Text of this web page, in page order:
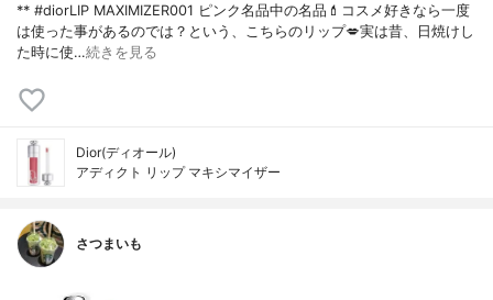
** #diorLIP MAXIMIZER001 ピンク名品中の名品💄コスメ好きなら一度
は使った事があるのでは？という、こちらのリップ💋実は昔、日焼けし
た時に使…続きを見る
Dior(ディオール)
アディクト リップ マキシマイザー
さつまいも